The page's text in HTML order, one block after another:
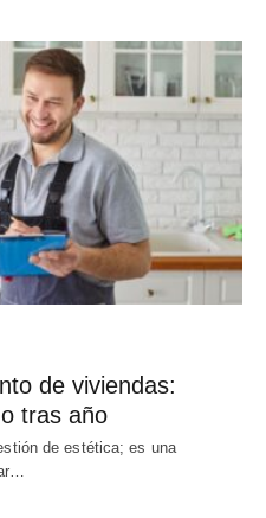
de viviendas:
tras año
de estética; es una